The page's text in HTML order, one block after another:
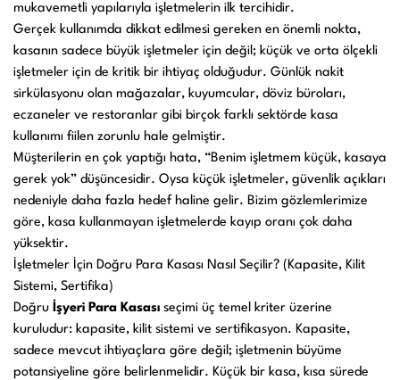
mukavemetli yapılarıyla işletmelerin ilk tercihidir.
Gerçek kullanımda dikkat edilmesi gereken en önemli nokta,
kasanın sadece büyük işletmeler için değil; küçük ve orta ölçekli
işletmeler için de kritik bir ihtiyaç olduğudur. Günlük nakit
sirkülasyonu olan mağazalar, kuyumcular, döviz büroları,
eczaneler ve restoranlar gibi birçok farklı sektörde kasa
kullanımı fiilen zorunlu hale gelmiştir.
Müşterilerin en çok yaptığı hata, “Benim işletmem küçük, kasaya
gerek yok” düşüncesidir. Oysa küçük işletmeler, güvenlik açıkları
nedeniyle daha fazla hedef haline gelir. Bizim gözlemlerimize
göre, kasa kullanmayan işletmelerde kayıp oranı çok daha
yüksektir.
İşletmeler İçin Doğru Para Kasası Nasıl Seçilir? (Kapasite, Kilit
Sistemi, Sertifika)
Doğru İşyeri Para Kasası seçimi üç temel kriter üzerine
kuruludur: kapasite, kilit sistemi ve sertifikasyon. Kapasite,
sadece mevcut ihtiyaçlara göre değil; işletmenin büyüme
potansiyeline göre belirlenmelidir. Küçük bir kasa, kısa sürede